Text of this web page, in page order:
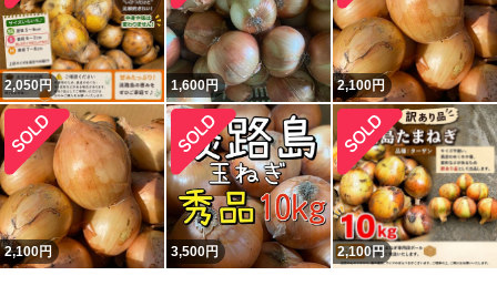
2,050円 1,600円 2,100円
2,100円 3,500円 2,100円